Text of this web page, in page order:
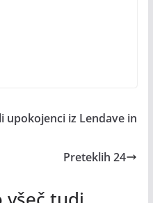
upokojenci iz Lendave in
Preteklih 24